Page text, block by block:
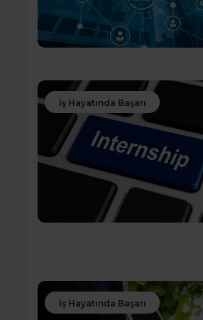
İş Hayatında Başarı
İş Hayatında Başarı